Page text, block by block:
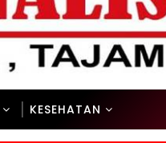
KESEHATAN